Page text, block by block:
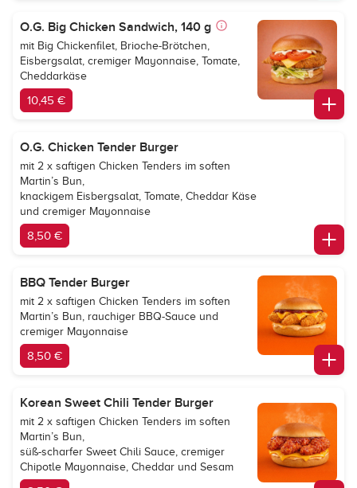
O.G. Big Chicken Sandwich, 140 g
mit Big Chickenfilet, Brioche-Brötchen,
Eisbergsalat, cremiger Mayonnaise, Tomate,
Cheddarkäse
10,45 €
O.G. Chicken Tender Burger
mit 2 x saftigen Chicken Tenders im soften
Martin’s Bun,
knackigem Eisbergsalat, Tomate, Cheddar Käse
und cremiger Mayonnaise
8,50 €
BBQ Tender Burger
mit 2 x saftigen Chicken Tenders im soften
Martin’s Bun, rauchiger BBQ-Sauce und
cremiger Mayonnaise
8,50 €
Korean Sweet Chili Tender Burger
mit 2 x saftigen Chicken Tenders im soften
Martin’s Bun,
süß-scharfer Sweet Chili Sauce, cremiger
Chipotle Mayonnaise, Cheddar und Sesam